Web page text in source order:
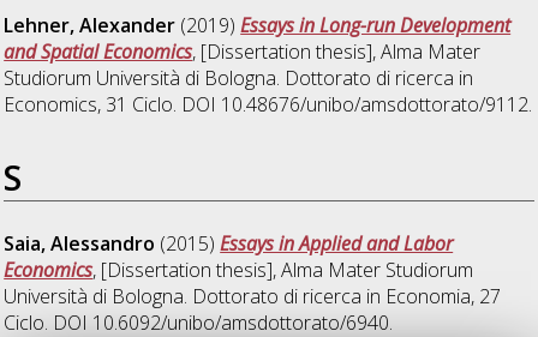
Lehner, Alexander (2019)Essays in Long-run Development
and Spatial Economics, [Dissertation thesis], Alma Mater
Studiorum Università di Bologna. Dottorato di ricerca in
Economics, 31 Ciclo. DOI 10.48676/unibo/amsdottorato/9112.
S
Saia, Alessandro (2015)Essays in Applied and Labor
Economics, [Dissertation thesis], Alma Mater Studiorum
Università di Bologna. Dottorato di ricerca in Economia, 27
Ciclo. DOI 10.6092/unibo/amsdottorato/6940.